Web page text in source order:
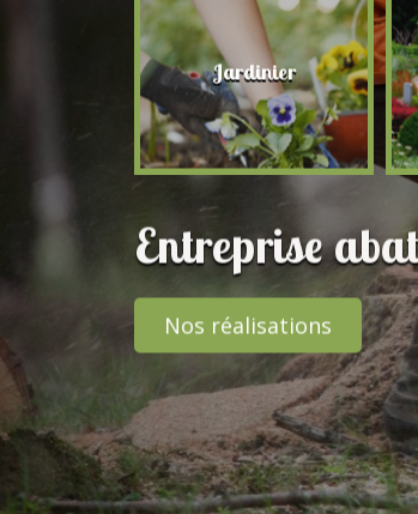
Jardinier
Entreprise
Nos réalisations